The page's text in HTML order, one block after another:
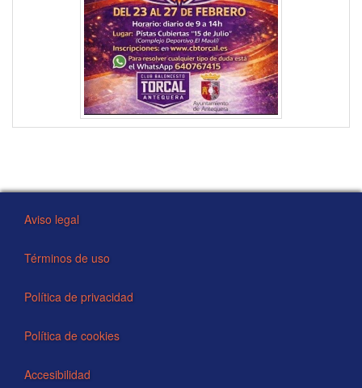
Aviso legal
Términos de uso
Política de privacidad
Política de cookies
Accesibilidad